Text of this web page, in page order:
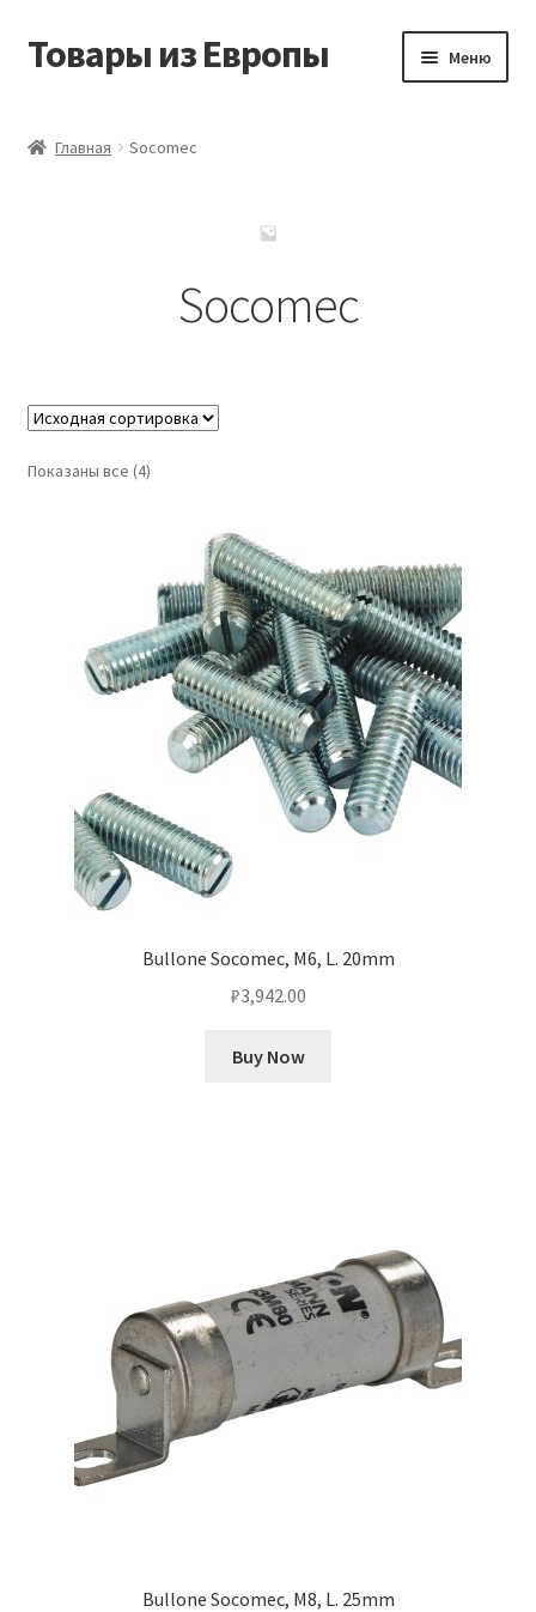
Перейти
Перейти
Товары из Европы Меню
Заказать товары из Европы
Мой аккаунт
Подтверждение заказа
Скидки
Сотрудничество
Главная Socomec
Socomec
Показаны все (4)
Bullone Socomec, M6, L. 20mm
₽3,942.00
Buy Now
Bullone Socomec, M8, L. 25mm